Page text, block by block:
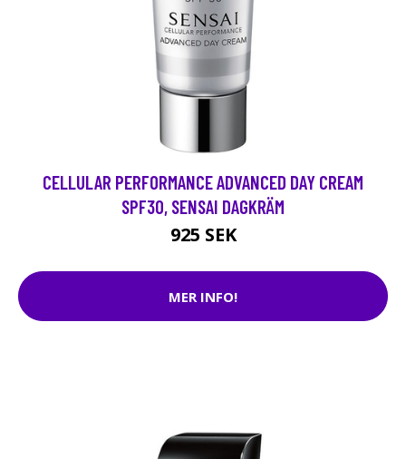
CELLULAR PERFORMANCE ADVANCED DAY CREAM
SPF30, SENSAI DAGKRÄM
925 SEK
MER INFO!